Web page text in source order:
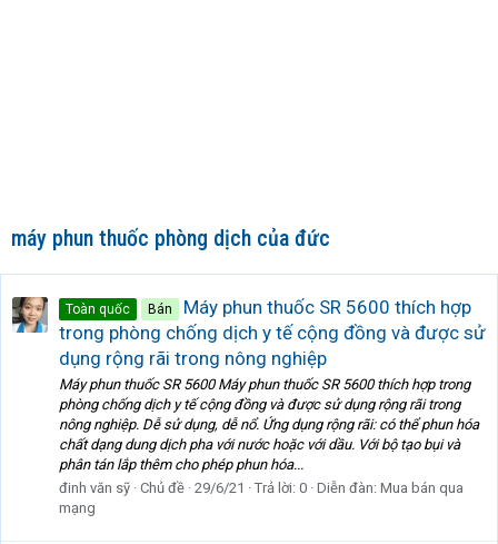
máy phun thuốc phòng dịch của đức
Toàn quốc Bán
Máy phun thuốc SR 5600 thích hợp
trong phòng chống dịch y tế cộng đồng và được sử
dụng rộng rãi trong nông nghiệp
Máy phun thuốc SR 5600 Máy phun thuốc SR 5600 thích hợp trong
phòng chống dịch y tế cộng đồng và được sử dụng rộng rãi trong
nông nghiệp. Dễ sử dụng, dễ nổ. Ứng dụng rộng rãi: có thể phun hóa
chất dạng dung dịch pha với nước hoặc với dầu. Với bộ tạo bụi và
phân tán lắp thêm cho phép phun hóa...
đinh văn sỹ Chủ đề 29/6/21 Trả lời: 0 Diễn đàn: Mua bán qua
mạng